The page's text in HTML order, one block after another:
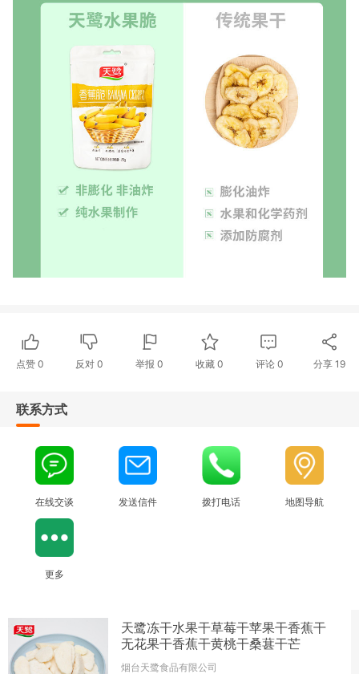
点赞 0 反对0 举报 0 收藏 0 评论 0 分享 19
联系方式
在线交谈 发送信件 拨打电话 地图导航
更多
天鹭冻干水果干草莓干苹果干香蕉干
无花果干香蕉干黄桃干桑葚干芒
烟台天鹭食品有限公司